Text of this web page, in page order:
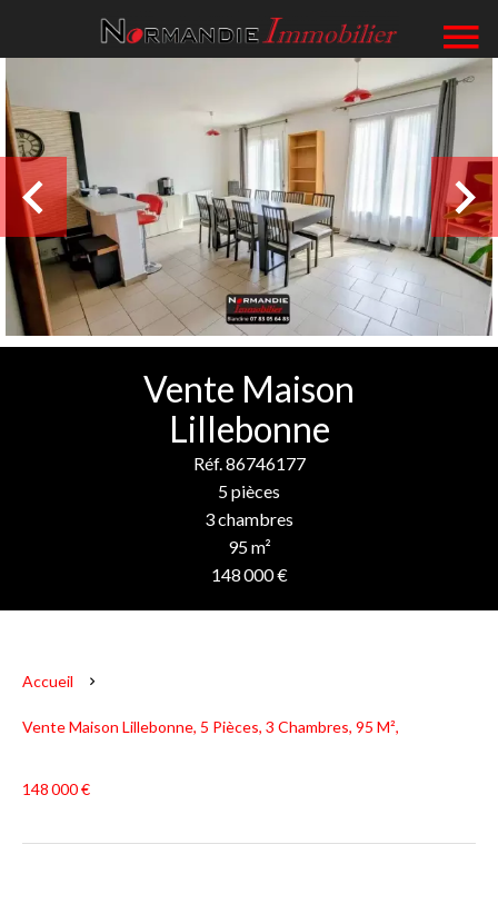
Vente Maison
Lillebonne
Réf. 86746177
5 pièces
3 chambres
95 m²
148 000 €
Accueil
Vente Maison Lillebonne, 5 Pièces, 3 Chambres, 95 M²,
148 000 €